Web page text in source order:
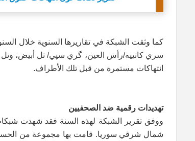
سري كانييه/رأس العين، گري سپي/ تل أبيض، وتل
انتهاكات مستمرة من قبل تلك الأطراف.
تهديدات رقمية ضد الصحفيين
ووفق تقرير الشبكة لهذه السنة فقد شهدت
شمال شرقي سوريا. قامت بها مجموعة من